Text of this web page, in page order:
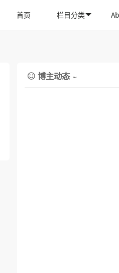
首页 栏目分类
 博主动态 ~